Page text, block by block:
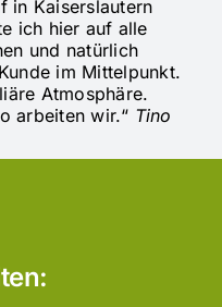
in Kaiserslautern
ich hier auf alle
und natürlich
im Mittelpunkt.
Atmosphäre.
arbeiten wir.“ Tino